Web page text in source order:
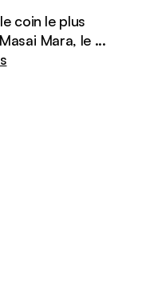
coin le plus
Mara, le ...